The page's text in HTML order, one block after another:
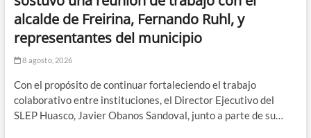
alcalde de Freirina, Fernando Ruhl, y
representantes del municipio
8 agosto, 2026
Con el propósito de continuar fortaleciendo el trabajo
colaborativo entre instituciones, el Director Ejecutivo del
SLEP Huasco, Javier Obanos Sandoval, junto a parte de su…